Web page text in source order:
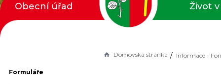
Domovská stránka Informace -
Formuláře
Obecní úřad Život